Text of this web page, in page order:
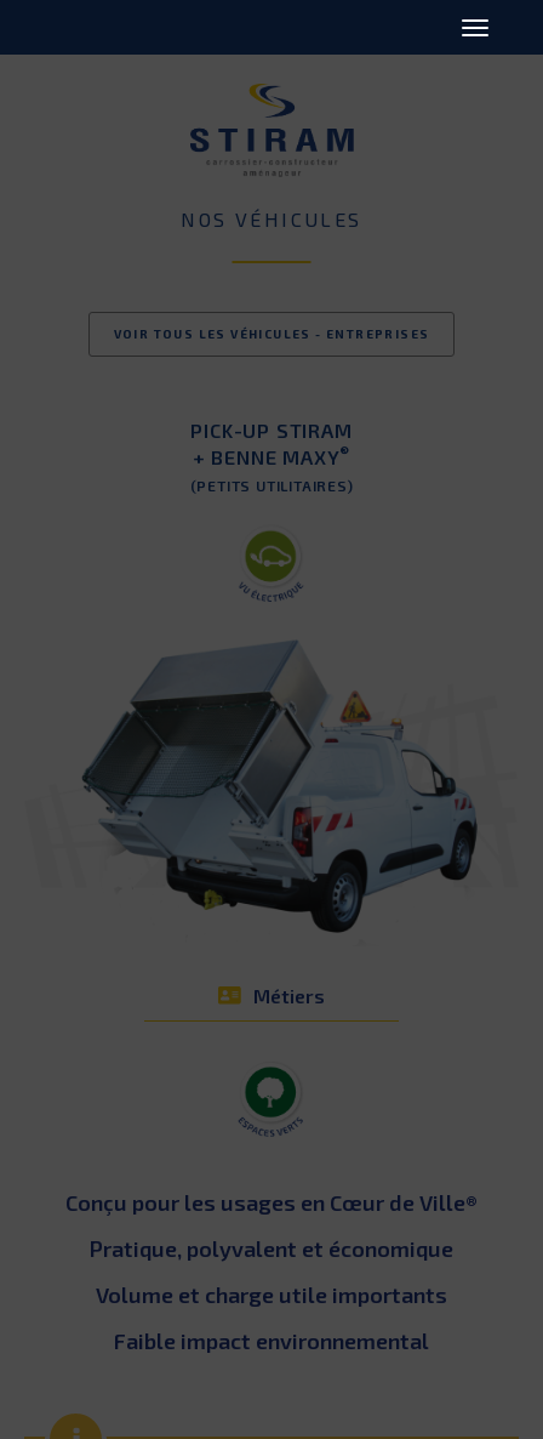
NOS VÉHICULES
VOIR TOUS LES VÉHICULES - ENTREPRISES
PICK-UP STIRAM
+ BENNE MAXY®
(PETITS UTILITAIRES)
Métiers
Conçu pour les usages en Cœur de Ville®
Pratique, polyvalent et économique
Volume et charge utile importants
Faible impact environnemental